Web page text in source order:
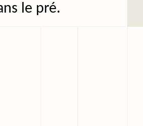
le pré.